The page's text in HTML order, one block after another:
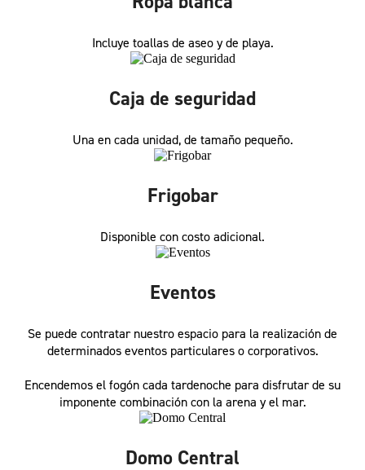
Incluye toallas de aseo y de playa.
Caja de seguridad
Una en cada unidad, de tamaño pequeño.
Frigobar
Disponible con costo adicional.
Eventos
Se puede contratar nuestro espacio para la realización de
determinados eventos particulares o corporativos.
Encendemos el fogón cada tardenoche para disfrutar de su
imponente combinación con la arena y el mar.
Domo Central